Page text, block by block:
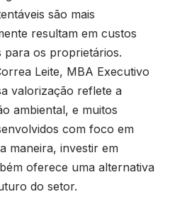
são mais
resultam em custos
para os proprietários.
Leite, MBA Executivo
valorização reflete a
ambiental, e muitos
com foco em
maneira, investir em
oferece uma alternativa
do setor.